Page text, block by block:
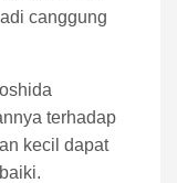
canggung
terhadap
kecil dapat